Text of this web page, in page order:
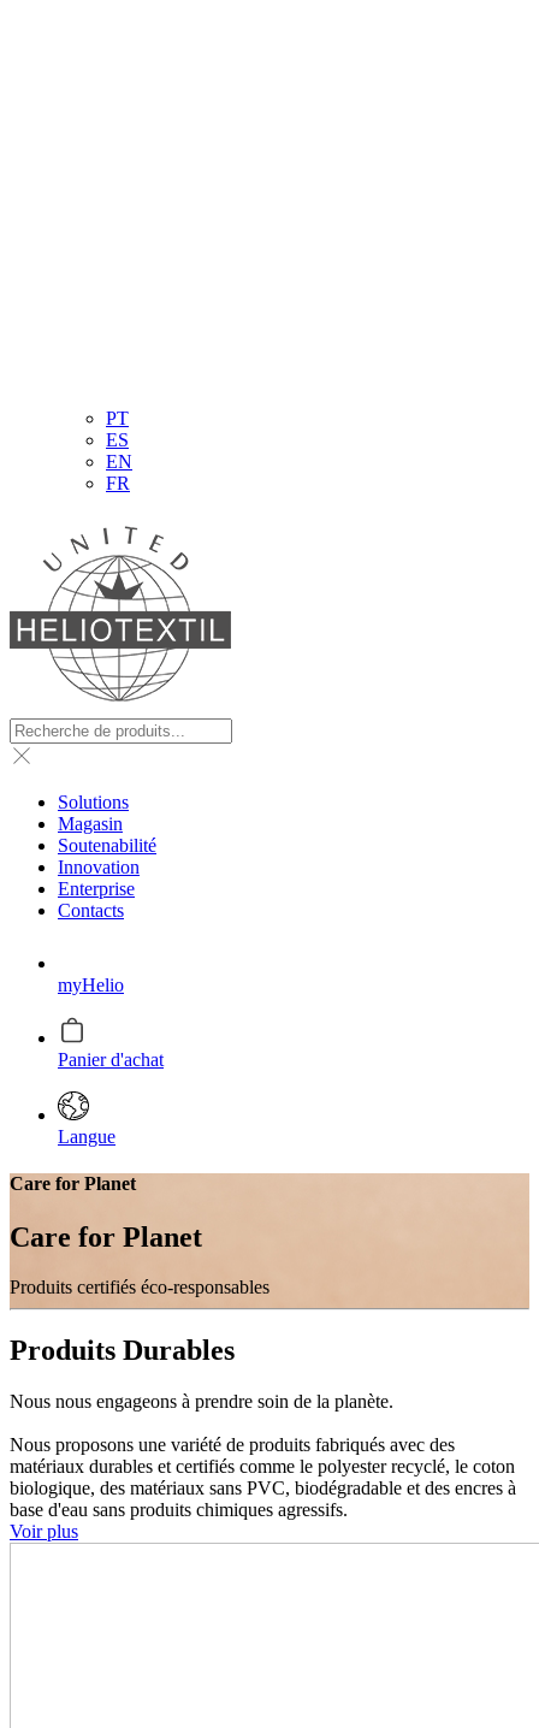
PT
ES
EN
FR
Solutions
Magasin
Soutenabilité
Innovation
Enterprise
Contacts
myHelio
Panier d'achat
Langue
Care for Planet
Care for Planet
Produits certifiés éco-responsables
Produits Durables
Nous nous engageons à prendre soin de la planète.
Nous proposons une variété de produits fabriqués avec des
matériaux durables et certifiés comme le polyester recyclé, le coton
biologique, des matériaux sans PVC, biodégradable et des encres à
base d'eau sans produits chimiques agressifs.
Voir plus